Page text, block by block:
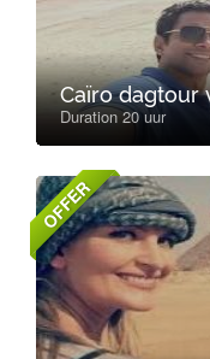
Caïro dagtour
Duration 20 uur
OFFER